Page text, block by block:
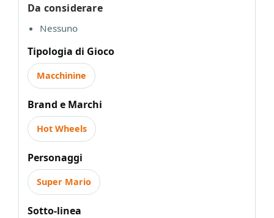
Da considerare
Nessuno
Tipologia di Gioco
Macchinine
Brand e Marchi
Hot Wheels
Personaggi
Super Mario
Sotto-linea